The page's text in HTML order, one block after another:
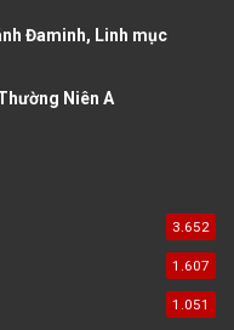
Đaminh, Linh mục
Niên A
3.652
1.607
1.051